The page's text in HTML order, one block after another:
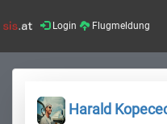
Login Flugmeldung
Harald